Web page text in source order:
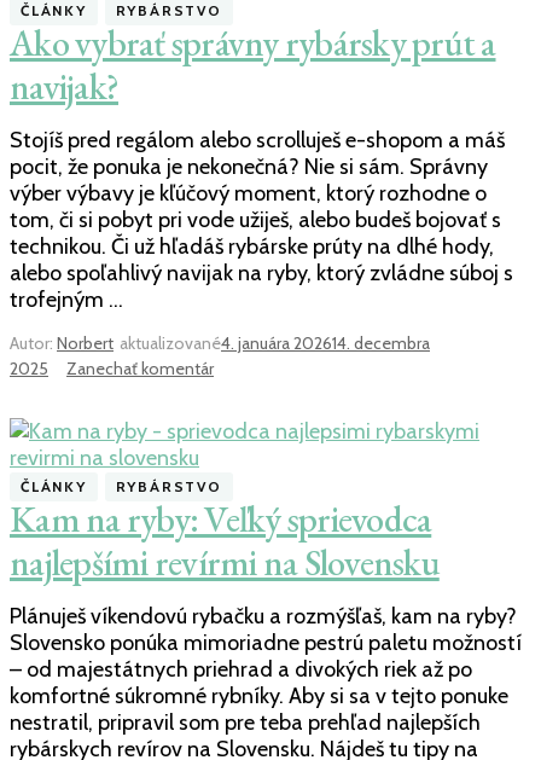
Nórsko
vs.
slovenské
ČLÁNKY RYBÁRSTVO
Ako vybrať správny rybársky prút a
navijak?
Stojíš pred regálom alebo scrolluješ e-shopom a máš
pocit, že ponuka je nekonečná? Nie si sám. Správny
výber výbavy je kľúčový moment, ktorý rozhodne o
tom, či si pobyt pri vode užiješ, alebo budeš bojovať s
technikou. Či už hľadáš rybárske prúty na dlhé hody,
alebo spoľahlivý navijak na ryby, ktorý zvládne súboj s
trofejným …
Autor: Norbert aktualizované4. januára 202614. decembra
2025
Zanechať komentárk
vybrať
rybársky
prút
navijak?
ČLÁNKY RYBÁRSTVO
Kam na ryby: Veľký sprievodca
najlepšími revírmi na Slovensku
Plánuješ víkendovú rybačku a rozmýšľaš, kam na ryby?
Slovensko ponúka mimoriadne pestrú paletu možností
– od majestátnych priehrad a divokých riek až po
komfortné súkromné rybníky. Aby si sa v tejto ponuke
nestratil, pripravil som pre teba prehľad najlepších
rybárskych revírov na Slovensku. Nájdeš tu tipy na